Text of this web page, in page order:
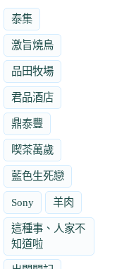
泰集
激旨燒鳥
品田牧場
君品酒店
鼎泰豐
喫茶萬歲
藍色生死戀
Sony 羊肉
這種事、人家不
知道啦